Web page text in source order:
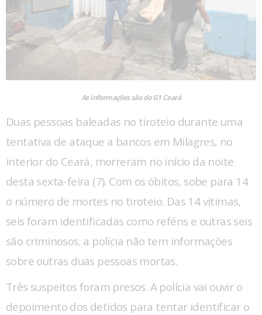
As informações são do G1 Ceará
Duas pessoas baleadas no tiroteio durante uma
tentativa de ataque a bancos em Milagres, no
interior do Ceará, morreram no início da noite
desta sexta-feira (7). Com os óbitos, sobe para 14
o número de mortes no tiroteio. Das 14 vítimas,
seis foram identificadas como reféns e outras seis
são criminosos; a polícia não tem informações
sobre outras duas pessoas mortas.
Três suspeitos foram presos. A polícia vai ouvir o
depoimento dos detidos para tentar identificar o